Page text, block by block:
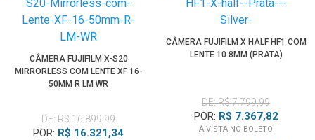
CÂMERA FUJIFILM X-S20
MIRRORLESS COM LENTE XF 16-
50MM R LM WR
DE: R$ 16.899,99
POR: R$ 16.321,34
CÂMERA FUJIFILM X HALF HF1 COM
LENTE 10.8MM (PRATA)
DE: R$ 7.799,99
POR: R$ 7.367,82
À VISTA NO BOLETO